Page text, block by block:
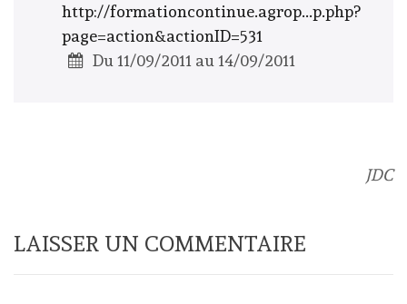
http://formationcontinue.agrop...p.php?
page=action&actionID=531
Du 11/09/2011 au 14/09/2011
JDC
LAISSER UN COMMENTAIRE